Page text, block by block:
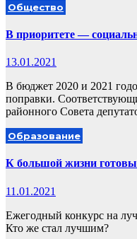
Общество
В приоритете —
13.01.2021
В бюджет 2020 и 2021
поправки.
районного Совета
Образование
К большой жизни
11.01.2021
Ежегодный конкурс на
Кто же стал лучшим?